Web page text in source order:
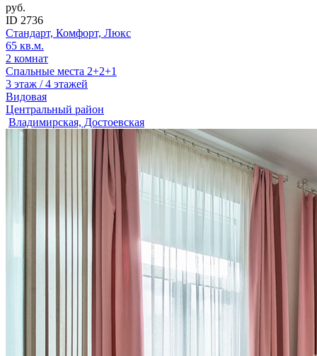
руб.
ID 2736
Стандарт, Комфорт, Люкс
65 кв.м.
2 комнат
Спальные места 2+2+1
3 этаж / 4 этажей
Видовая
Центральный район
Владимирская, Достоевская